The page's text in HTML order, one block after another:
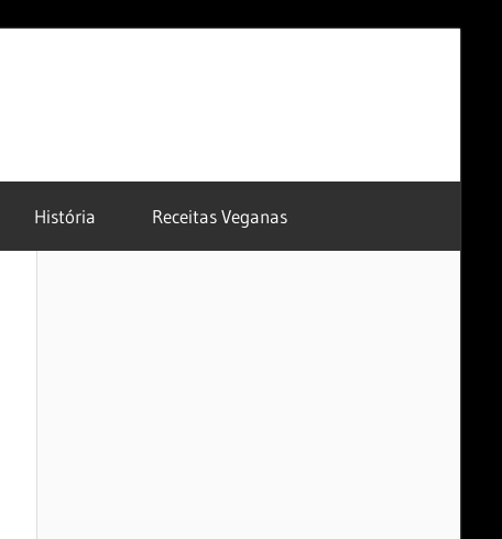
História Receitas Veganas